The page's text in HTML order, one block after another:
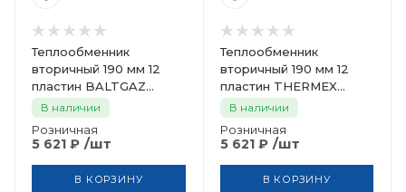
Теплообменник
вторичный 190 мм 12
пластин BALTGAZ
ZILMET 20490565
В наличии
Розничная
5 621 ₽ /шт
В КОРЗИНУ
Теплообменник
вторичный 190 мм 12
пластин THERMEX
ZILMET 19035015
В наличии
Розничная
5 621₽ /шт
В КОРЗИНУ